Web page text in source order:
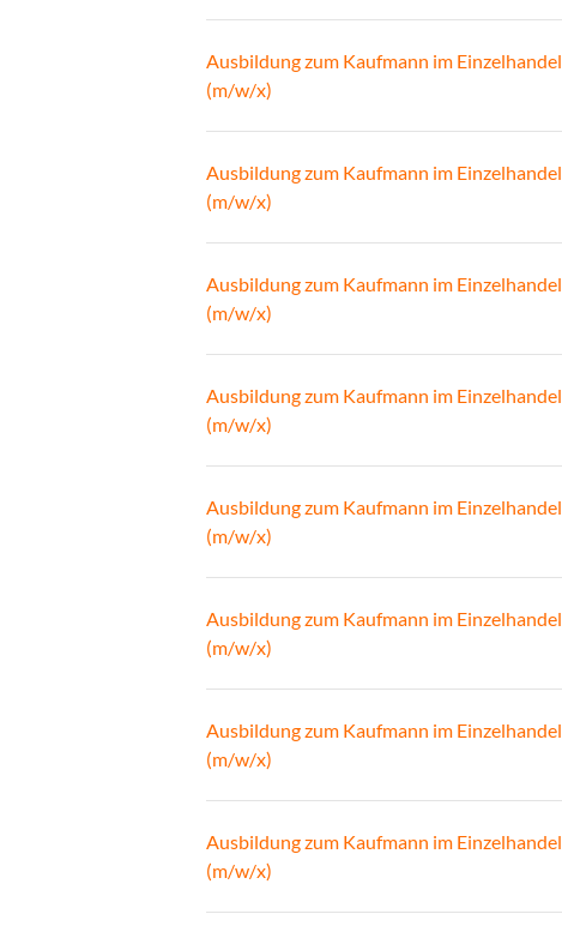
Ausbildung zum Kaufmann im Einzelhandel
(m/w/x)
Ausbildung zum Kaufmann im Einzelhandel
(m/w/x)
Ausbildung zum Kaufmann im Einzelhandel
(m/w/x)
Ausbildung zum Kaufmann im Einzelhandel
(m/w/x)
Ausbildung zum Kaufmann im Einzelhandel
(m/w/x)
Ausbildung zum Kaufmann im Einzelhandel
(m/w/x)
Ausbildung zum Kaufmann im Einzelhandel
(m/w/x)
Ausbildung zum Kaufmann im Einzelhandel
(m/w/x)